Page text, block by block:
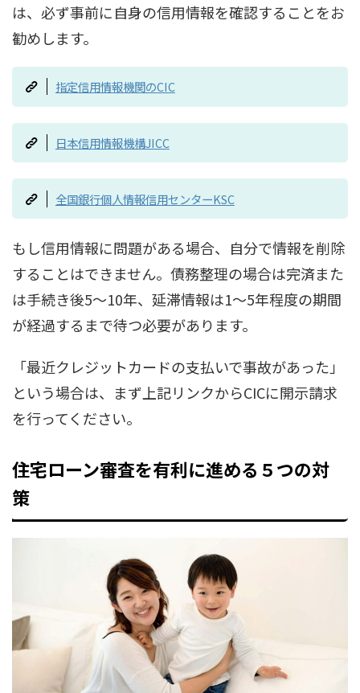
は、必ず事前に自身の信用情報を確認することをお
勧めします。
指定信用情報機関のCIC
日本信用情報機構JICC
全国銀行個人情報信用センターKSC
もし信用情報に問題がある場合、自分で情報を削除
することはできません。債務整理の場合は完済また
は手続き後5～10年、延滞情報は1～5年程度の期間
が経過するまで待つ必要があります。
「最近クレジットカードの支払いで事故があった」
という場合は、まず上記リンクからCICに開示請求
を行ってください。
住宅ローン審査を有利に進める５つの対
策